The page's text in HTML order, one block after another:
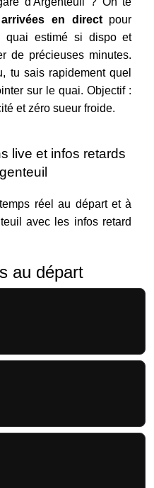
en directpour
quai estimé si dispo et
de précieuses minutes.
tu sais rapidement quel
sur le quai. Objectif :
et zéro sueur froide.
live et infos retards
réel au départ et à
avec les infos retard
au départ